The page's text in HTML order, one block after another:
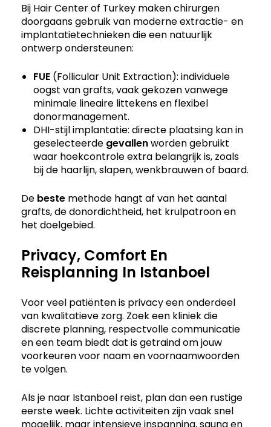
Bij Hair Center of Turkey maken chirurgen
doorgaans gebruik van moderne extractie- en
implantatietechnieken die een natuurlijk
ontwerp ondersteunen:
FUE (Follicular Unit Extraction): individuele
oogst van grafts, vaak gekozen vanwege
minimale lineaire littekens en flexibel
donormanagement.
DHI-stijl implantatie: directe plaatsing kan in
geselecteerde gevallenworden gebruikt
waar hoekcontrole extra belangrijk is, zoals
bij de haarlijn, slapen, wenkbrauwen of baard.
De beste methode hangt af van het aantal
grafts, de donordichtheid, het krulpatroon en
het doelgebied.
Privacy, Comfort En
Reisplanning In Istanboel
Voor veel patiënten is privacy een onderdeel
van kwalitatieve zorg. Zoek een kliniek die
discrete planning, respectvolle communicatie
en een team biedt dat is getraind om jouw
voorkeuren voor naam en voornaamwoorden
te volgen.
Als je naar Istanboel reist, plan dan een rustige
eerste week. Lichte activiteiten zijn vaak snel
mogelijk, maar intensieve inspanning, sauna en